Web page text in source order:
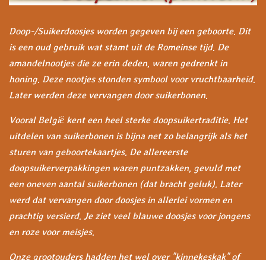
Doop-/Suikerdoosjes worden gegeven bij een geboorte. Dit
is een oud gebruik wat stamt uit de Romeinse tijd. De
amandelnootjes die ze erin deden, waren gedrenkt in
honing. Deze nootjes stonden symbool voor vruchtbaarheid.
Later werden deze vervangen door suikerbonen.
Vooral België kent een heel sterke doopsuikertraditie. Het
uitdelen van suikerbonen is bijna net zo belangrijk als het
sturen van geboortekaartjes. De allereerste
doopsuikerverpakkingen waren puntzakken, gevuld met
een oneven aantal suikerbonen (dat bracht geluk). Later
werd dat vervangen door doosjes in allerlei vormen en
prachtig versierd. Je ziet veel blauwe doosjes voor jongens
en roze voor meisjes.
Onze grootouders hadden het wel over "kinnekeskak" of